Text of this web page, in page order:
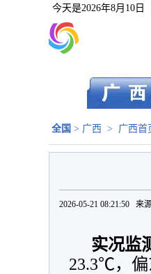
今天是2026年8月10日
全国 > 广西 > 广西首
2026-05-21 08:21:50 来
实况监
23.3℃，偏